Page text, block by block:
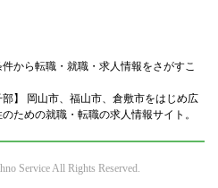
から転職・就職・求人情報をさがすこ
部】 岡山市、福山市、倉敷市をはじめ広
ための就職・転職の求人情報サイト。
Service All Rights Reserved.